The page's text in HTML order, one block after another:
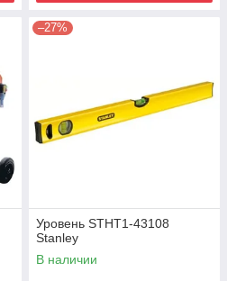
–27%
Уровень STHT1-43108
Stanley
В наличии